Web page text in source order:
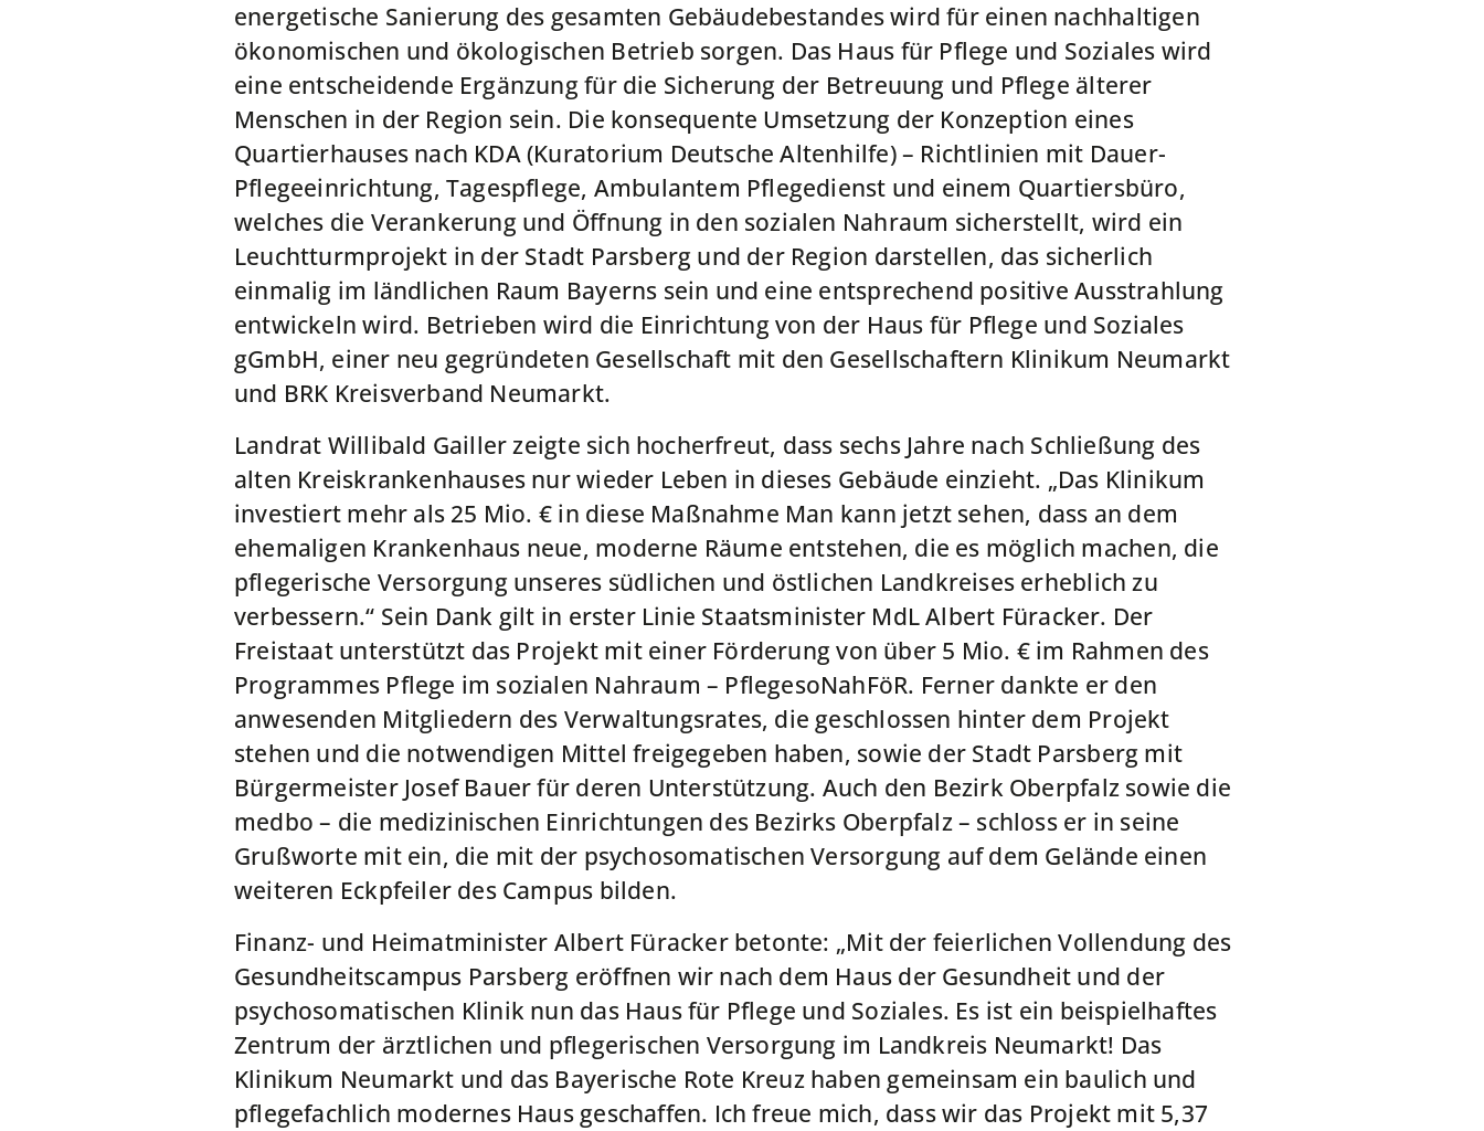
energetische Sanierung des gesamten Gebäudebestandes wird für einen nachhaltigen
ökonomischen und ökologischen Betrieb sorgen. Das Haus für Pflege und Soziales wird
eine entscheidende Ergänzung für die Sicherung der Betreuung und Pflege älterer
Menschen in der Region sein. Die konsequente Umsetzung der Konzeption eines
Quartierhauses nach KDA (Kuratorium Deutsche Altenhilfe) – Richtlinien mit Dauer-
Pflegeeinrichtung, Tagespflege, Ambulantem Pflegedienst und einem Quartiersbüro,
welches die Verankerung und Öffnung in den sozialen Nahraum sicherstellt, wird ein
Leuchtturmprojekt in der Stadt Parsberg und der Region darstellen, das sicherlich
einmalig im ländlichen Raum Bayerns sein und eine entsprechend positive Ausstrahlung
entwickeln wird. Betrieben wird die Einrichtung von der Haus für Pflege und Soziales
gGmbH, einer neu gegründeten Gesellschaft mit den Gesellschaftern Klinikum Neumarkt
und BRK Kreisverband Neumarkt.
Landrat Willibald Gailler zeigte sich hocherfreut, dass sechs Jahre nach Schließung des
alten Kreiskrankenhauses nur wieder Leben in dieses Gebäude einzieht. „Das Klinikum
investiert mehr als 25 Mio. € in diese Maßnahme Man kann jetzt sehen, dass an dem
ehemaligen Krankenhaus neue, moderne Räume entstehen, die es möglich machen, die
pflegerische Versorgung unseres südlichen und östlichen Landkreises erheblich zu
verbessern.“ Sein Dank gilt in erster Linie Staatsminister MdL Albert Füracker. Der
Freistaat unterstützt das Projekt mit einer Förderung von über 5 Mio. € im Rahmen des
Programmes Pflege im sozialen Nahraum – PflegesoNahFöR. Ferner dankte er den
anwesenden Mitgliedern des Verwaltungsrates, die geschlossen hinter dem Projekt
stehen und die notwendigen Mittel freigegeben haben, sowie der Stadt Parsberg mit
Bürgermeister Josef Bauer für deren Unterstützung. Auch den Bezirk Oberpfalz sowie die
medbo – die medizinischen Einrichtungen des Bezirks Oberpfalz – schloss er in seine
Grußworte mit ein, die mit der psychosomatischen Versorgung auf dem Gelände einen
weiteren Eckpfeiler des Campus bilden.
Finanz- und Heimatminister Albert Füracker betonte: „Mit der feierlichen Vollendung des
Gesundheitscampus Parsberg eröffnen wir nach dem Haus der Gesundheit und der
psychosomatischen Klinik nun das Haus für Pflege und Soziales. Es ist ein beispielhaftes
Zentrum der ärztlichen und pflegerischen Versorgung im Landkreis Neumarkt! Das
Klinikum Neumarkt und das Bayerische Rote Kreuz haben gemeinsam ein baulich und
pflegefachlich modernes Haus geschaffen. Ich freue mich, dass wir das Projekt mit 5,37